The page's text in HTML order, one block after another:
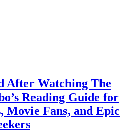
After Watching The
Reading Guide for
Movie Fans, and Epic